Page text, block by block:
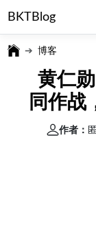
BKTBlog
博客
黄仁
同作战
作者：